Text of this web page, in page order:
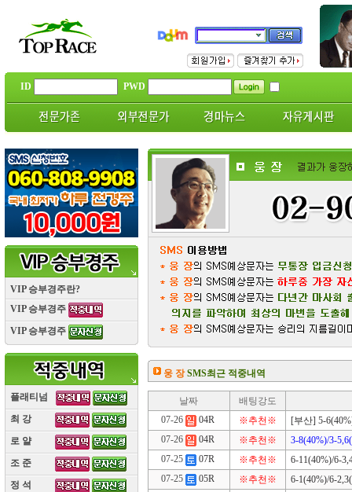
ID PWD
VIP 승부경주란?
VIP 승부경주
VIP 승부경주
플래티넘
최 강
로 얄
조 준
정 석
웅 장 SMS최근 적중내역
날짜
배팅강도
07-26
04R ※추천※
[부산] 5-
07-26
04R ※추천※
3-8(40%)/3-
07-25
07R ※추천※
6-11(40%)/6-
07-25
05R ※추천※
6-1(40%)/6-